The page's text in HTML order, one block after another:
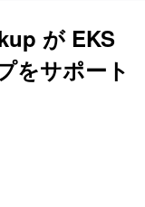
が EKS
をサポート